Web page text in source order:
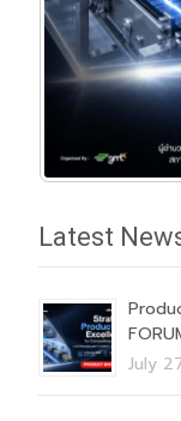
Latest
July